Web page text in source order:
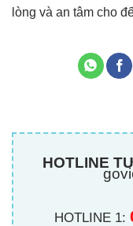
lòng và an tâm cho
HOTLINE
HOTLINE 1: